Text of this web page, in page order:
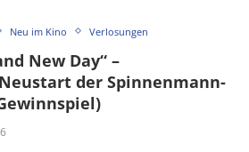
Neu im Kino Verlosungen
New Day“ –
der Spinnenmann-